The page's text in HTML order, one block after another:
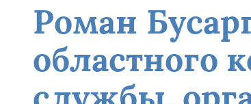
Роман
областного